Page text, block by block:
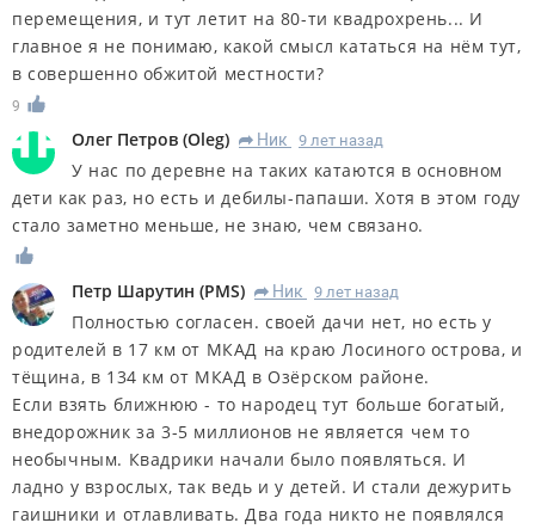
перемещения, и тут летит на 80-ти квадрохрень... И
главное я не понимаю, какой смысл кататься на нём тут,
в совершенно обжитой местности?
9
Олег Петров (Oleg) R Ник 9 лет назад
У нас по деревне на таких катаются в основном
дети как раз, но есть и дебилы-папаши. Хотя в этом году
стало заметно меньше, не знаю, чем связано.
Петр Шарутин (PMS) R Ник 9 лет назад
Полностью согласен. своей дачи нет, но есть у
родителей в 17 км от МКАД на краю Лосиного острова, и
тёщина, в 134 км от МКАД в Озёрском районе.
Если взять ближнюю - то народец тут больше богатый,
внедорожник за 3-5 миллионов не является чем то
необычным. Квадрики начали было появляться. И
ладно у взрослых, так ведь и у детей. И стали дежурить
гаишники и отлавливать. Два года никто не появлялся